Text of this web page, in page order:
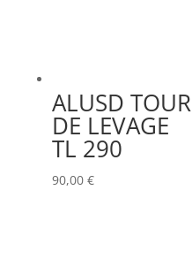
ALUSD TOUR
DE LEVAGE
TL 290
90,00 €